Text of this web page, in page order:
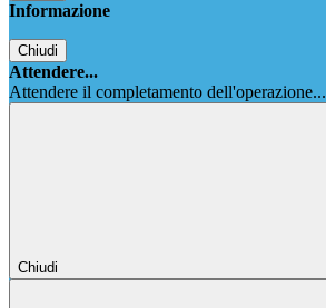
Informazione
Chiudi
Attendere...
Attendere il completamento dell'operazione...
Chiudi